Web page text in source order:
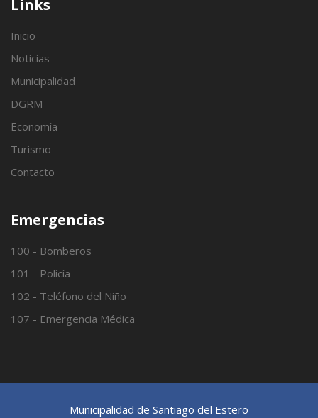
Links
Inicio
Noticias
Municipalidad
DGRM
Economía
Turismo
Contacto
Emergencias
100 - Bomberos
101 - Policía
102 - Teléfono del Niño
107 - Emergencia Médica
Municipalidad de Santiago del Estero